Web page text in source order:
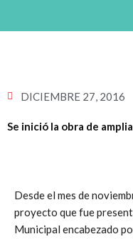
DICIEMBRE 27, 2016
Se inició la obra de
Desde el mes de
proyecto que fue
Municipal encabezado